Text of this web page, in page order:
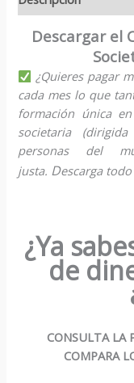
Descargar el
¿Quieres pagar
cada mes lo que
formación única
societaria
personas del
justa. Descarga
¿Ya
de
CONSULTA LA
COMPARA